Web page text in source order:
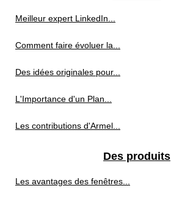
Meilleur expert LinkedIn...
Comment faire évoluer la...
Des idées originales pour...
L'Importance d'un Plan...
Les contributions d'Armel...
Des produits
Les avantages des fenêtres...